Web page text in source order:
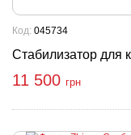
Стабилизатор для
Код: 045734
11 500 грн